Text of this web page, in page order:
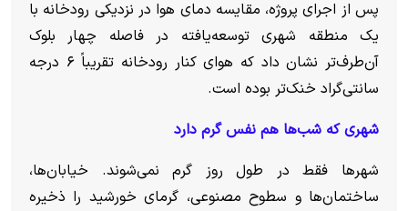
پس از اجرای پروژه، مقایسه دمای هوا در نزدیکی رودخانه با
یک منطقه شهری توسعه‌یافته در فاصله چهار بلوک
آن‌طرف‌تر نشان داد که هوای کنار رودخانه تقریباً ۶ درجه
سانتی‌گراد خنک‌تر بوده است.
شهری که شب‌ها هم نفس گرم دارد
شهر‌ها فقط در طول روز گرم نمی‌شوند. خیابان‌ها،
ساختمان‌ها و سطوح مصنوعی، گرمای خورشید را ذخیره